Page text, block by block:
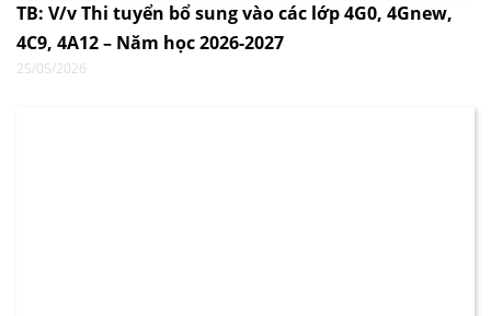
TB: V/v Thi tuyển bổ sung vào các lớp 4G0, 4Gnew,
4C9, 4A12 – Năm học 2026-2027
25/05/2026